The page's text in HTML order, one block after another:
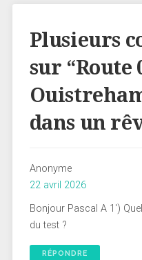
Plusieurs
sur “Route
dans un
Anonyme
22 avril 2026
Bonjour Pascal A 1′)
du test ?
RÉPONDRE